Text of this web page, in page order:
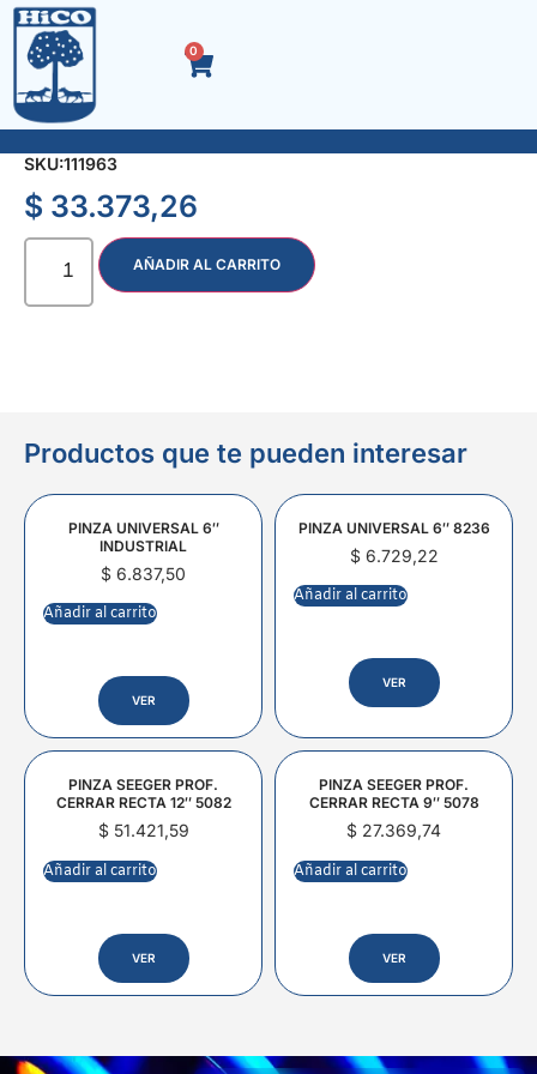
0
SOPORTE LCD/LED ARTIC. 2 BRAZOS 14 a 55″
SKU:111963
$ 33.373,26
AÑADIR AL CARRITO
Productos que te pueden interesar
PINZA UNIVERSAL 6″
INDUSTRIAL
$ 6.837,50
Añadir al carrito
VER
PINZA UNIVERSAL 6″ 8236
$6.729,22
Añadir al carrito
VER
PINZA SEEGER PROF.
CERRAR RECTA 12″ 5082
$51.421,59
Añadir al carrito
VER
PINZA SEEGER PROF.
CERRAR RECTA 9″ 5078
$ 27.369,74
Añadir al carrito
VER